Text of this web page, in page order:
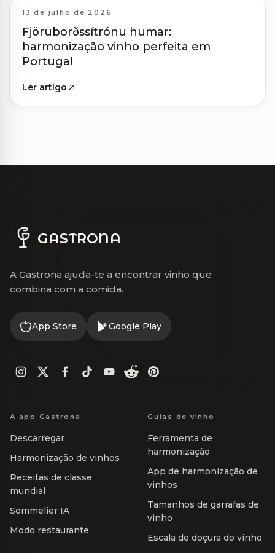
13 de julho de 2026
Fjöruborðssítrónu humar:
harmonização vinho perfeita em
Portugal
Ler artigo
GASTRONA
A Gastrona ajuda-te a encontrar vinho que
combina com a comida.
App Store Google Play
A app Gastrona
Descarregar
Harmonização de vinhos
Receitas de classe
mundial
Sommelier IA
Modo restaurante
Guias de vinho
Ferramenta de
harmonização
App de harmonização de
vinhos
Tamanhos de garrafas de
vinho
Escala de doçura do vinho